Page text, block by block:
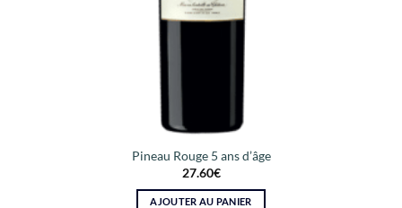
Pineau Rouge 5 ans d’âge
27.60€
AJOUTER AU PANIER